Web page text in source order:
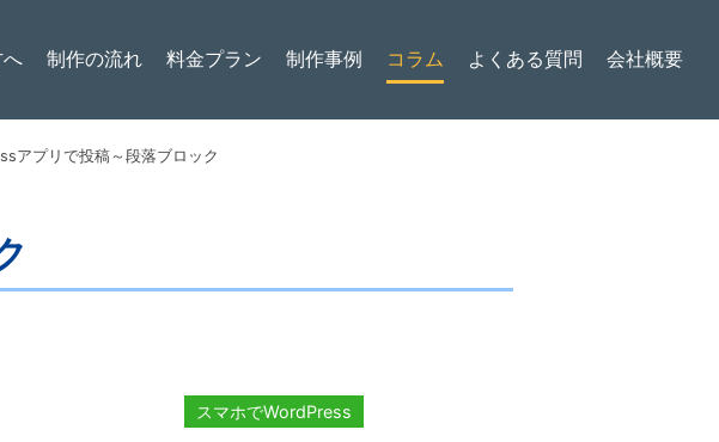
制作の流れ 料金プラン 制作事例 コラム よくある質問 会社概要
アプリで投稿～段落ブロック
スマホでWordPress